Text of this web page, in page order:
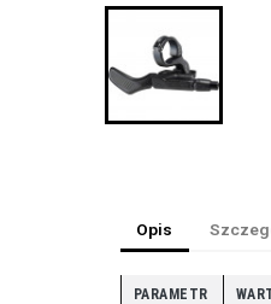
Opis
PARAMETR